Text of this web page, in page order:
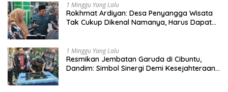
1 Minggu Yang Lalu
Rokhmat Ardiyan: Desa Penyangga Wisata
Tak Cukup Dikenal Namanya, Harus Dapat
1 Minggu Yang Lalu
Resmikan Jembatan Garuda di Cibuntu,
Dandim: Simbol Sinergi Demi Kesejahteraan